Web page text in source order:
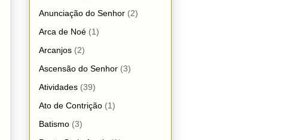
Anunciação do Senhor (2)
Arca de Noé (1)
Arcanjos (2)
Ascensão do Senhor (3)
Atividades (39)
Ato de Contrição (1)
Batismo (3)